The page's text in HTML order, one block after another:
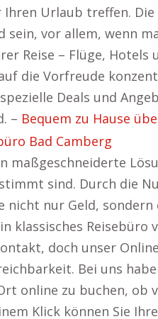
Ihren Urlaub treffen.
sein, vor allem, wenn
Reise – Flüge,
die Vorfreude
Deals und
– Bequem zu Hause
maßgeschneiderte
sind. Durch die
nicht nur Geld,
klassisches
doch unser
Bei uns
online zu buchen, ob
Klick können Sie